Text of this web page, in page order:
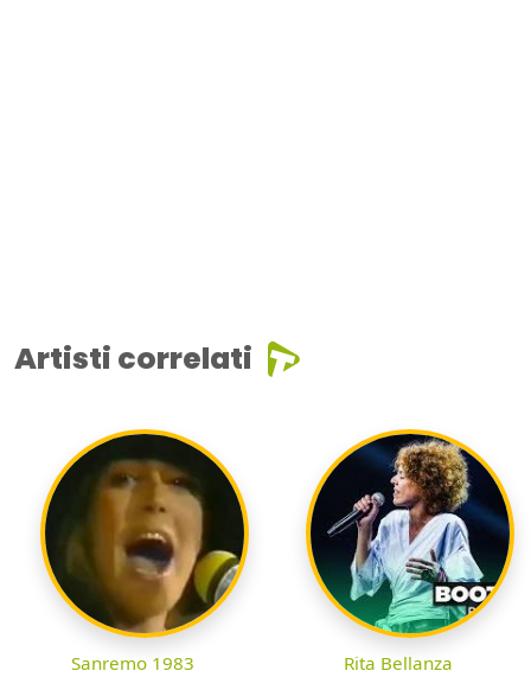
Artisti correlati
Sanremo 1983 Rita Bellanza